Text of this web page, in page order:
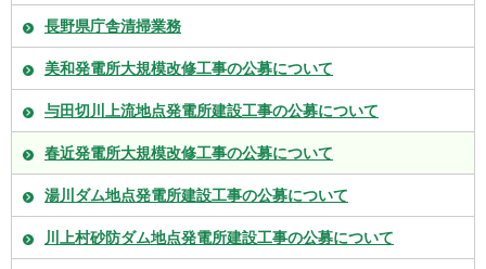
長野県庁舎清掃業務
美和発電所大規模改修工事の公募について
与田切川上流地点発電所建設工事の公募について
春近発電所大規模改修工事の公募について
湯川ダム地点発電所建設工事の公募について
川上村砂防ダム地点発電所建設工事の公募について